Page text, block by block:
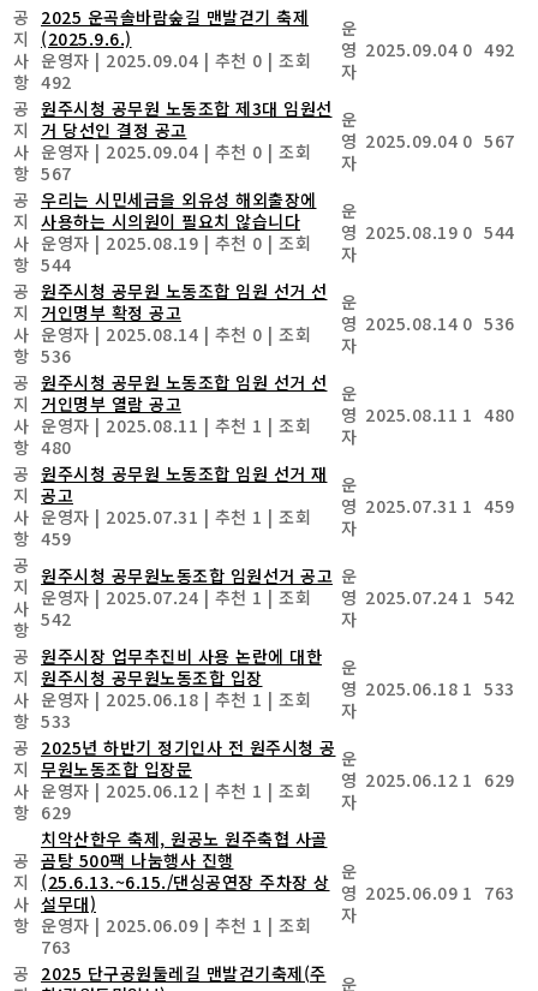
공
지
사
항
2025 운곡솔바람숲길 맨발걷기 축제
(2025.9.6.)
운영자 | 2025.09.04 | 추천 0 | 조회
492
운
영
자
2025.09.04 0 492
공
지
사
항
원주시청 공무원 노동조합 제3대 임원선
거 당선인 결정 공고
운영자 | 2025.09.04 | 추천 0 | 조회
567
운
영
자
2025.09.04 0 567
공
지
사
항
우리는 시민세금을 외유성 해외출장에
사용하는 시의원이 필요치 않습니다
운영자 | 2025.08.19 | 추천 0 | 조회
544
운
영
자
2025.08.19 0 544
공
지
사
항
원주시청 공무원 노동조합 임원 선거 선
거인명부 확정 공고
운영자 | 2025.08.14 | 추천 0 | 조회
536
운
영
자
2025.08.14 0 536
공
지
사
항
원주시청 공무원 노동조합 임원 선거 선
거인명부 열람 공고
운영자 | 2025.08.11 | 추천 1 | 조회
480
운
영
자
2025.08.11 1 480
공
지
사
항
원주시청 공무원 노동조합 임원 선거 재
공고
운영자 | 2025.07.31 | 추천 1 | 조회
459
운
영
자
2025.07.31 1 459
공
지
사
항
원주시청 공무원노동조합 임원선거 공고
운영자 | 2025.07.24 | 추천 1 | 조회
542
운
영
자
2025.07.24 1 542
공
지
사
항
원주시장 업무추진비 사용 논란에 대한
원주시청 공무원노동조합 입장
운영자 | 2025.06.18 | 추천 1 | 조회
533
운
영
자
2025.06.18 1 533
공
지
사
항
2025년 하반기 정기인사 전 원주시청 공
무원노동조합 입장문
운영자 | 2025.06.12 | 추천 1 | 조회
629
운
영
자
2025.06.12 1 629
공
지
사
항
치악산한우 축제, 원공노 원주축협 사골
곰탕 500팩 나눔행사 진행
(25.6.13.~6.15./댄싱공연장 주차장 상
설무대)
운영자 | 2025.06.09 | 추천 1 | 조회
763
운
영
자
2025.06.09 1 763
공 2025 단구공원둘레길 맨발걷기축제(주
운